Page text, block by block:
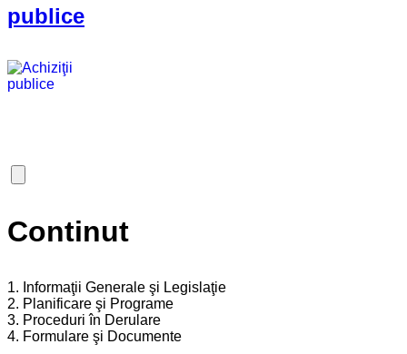
publice
Continut
1. Informaţii Generale şi Legislaţie
2. Planificare şi Programe
3. Proceduri în Derulare
4. Formulare şi Documente